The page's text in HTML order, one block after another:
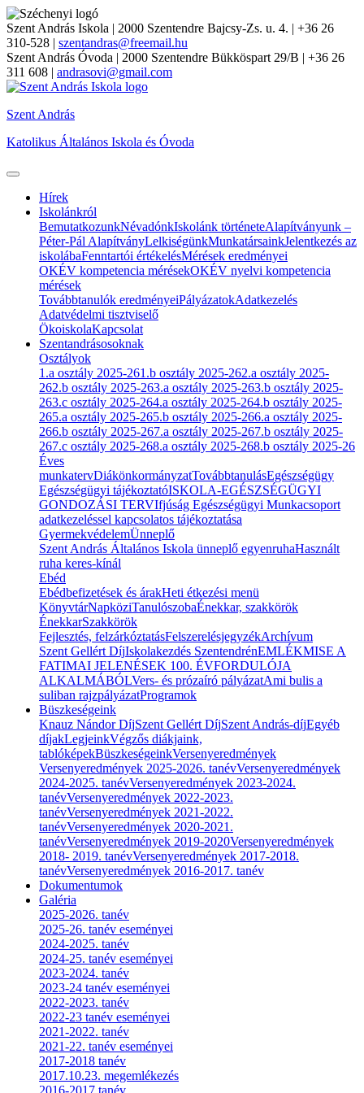
Szent András Iskola | 2000 Szentendre Bajcsy-Zs. u. 4. | +36 26
310-528 | szentandras@freemail.hu
Szent András Óvoda | 2000 Szentendre Bükköspart 29/B | +36 26
311 608 | andrasovi@gmail.com
Szent András
Katolikus Általános Iskola és Óvoda
Hírek
Iskolánkról
BemutatkozunkNévadónkIskolánk történeteAlapítványunk –
Péter-Pál AlapítványLelkiségünkMunkatársainkJelentkezés az
iskolábaFenntartói értékelésMérések eredményei
OKÉV kompetencia mérésekOKÉV nyelvi kompetencia
mérések
Továbbtanulók eredményeiPályázatokAdatkezelés
Adatvédelmi tisztviselő
ÖkoiskolaKapcsolat
Szentandrásosoknak
Osztályok
1.a osztály 2025-261.b osztály 2025-262.a osztály 2025-
262.b osztály 2025-263.a osztály 2025-263.b osztály 2025-
263.c osztály 2025-264.a osztály 2025-264.b osztály 2025-
265.a osztály 2025-265.b osztály 2025-266.a osztály 2025-
266.b osztály 2025-267.a osztály 2025-267.b osztály 2025-
267.c osztály 2025-268.a osztály 2025-268.b osztály 2025-26
Éves
munkatervDiákönkormányzatTovábbtanulásEgészségügy
Egészségügyi tájékoztatóISKOLA-EGÉSZSÉGÜGYI
GONDOZÁSI TERVIfjúság Egészségügyi Munkacsoport
adatkezeléssel kapcsolatos tájékoztatása
GyermekvédelemÜnneplő
Szent András Általános Iskola ünneplő egyenruhaHasznált
ruha keres-kínál
Ebéd
Ebédbefizetések és árakHeti étkezési menü
KönyvtárNapköziTanulószobaÉnekkar, szakkörök
ÉnekkarSzakkörök
Fejlesztés, felzárkóztatásFelszerelésjegyzékArchívum
Szent Gellért DíjIskolakezdés SzentendrénEMLÉKMISE A
FATIMAI JELENÉSEK 100. ÉVFORDULÓJA
ALKALMÁBÓLVers- és prózaíró pályázatAmi bulis a
suliban rajzpályázatProgramok
Büszkeségeink
Knauz Nándor DíjSzent Gellért DíjSzent András-díjEgyéb
díjakLegjeinkVégzős diákjaink,
tablóképekBüszkeségeinkVersenyeredmények
Versenyeredmények 2025-2026. tanévVersenyeredmények
2024-2025. tanévVersenyeredmények 2023-2024.
tanévVersenyeredmények 2022-2023.
tanévVersenyeredmények 2021-2022.
tanévVersenyeredmények 2020-2021.
tanévVersenyeredmények 2019-2020Versenyeredmények
2018- 2019. tanévVersenyeredmények 2017-2018.
tanévVersenyeredmények 2016-2017. tanév
Dokumentumok
Galéria
2025-2026. tanév
2025-26. tanév eseményei
2024-2025. tanév
2024-25. tanév eseményei
2023-2024. tanév
2023-24 tanév eseményei
2022-2023. tanév
2022-23 tanév eseményei
2021-2022. tanév
2021-22. tanév eseményei
2017-2018 tanév
2017.10.23. megemlékezés
2016-2017 tanév